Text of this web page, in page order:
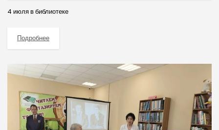
4 июля в библиотеке
Подробнее